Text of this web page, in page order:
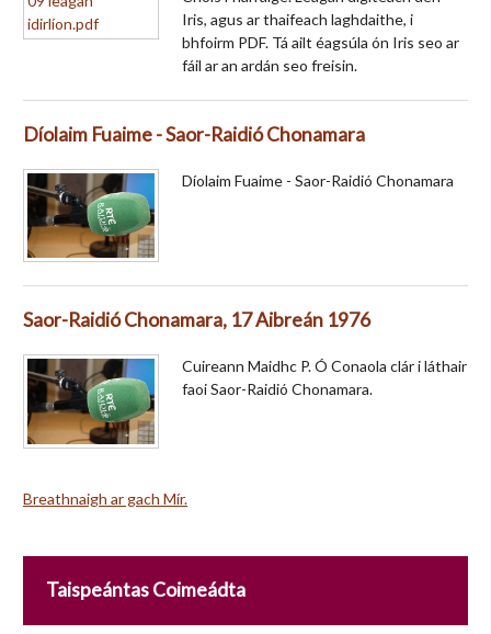
Iris, agus ar thaifeach laghdaithe, i
bhfoirm PDF. Tá ailt éagsúla ón Iris seo ar
fáil ar an ardán seo freisin.
Díolaim Fuaime - Saor-Raidió Chonamara
Díolaim Fuaime - Saor-Raidió Chonamara
Saor-Raidió Chonamara, 17 Aibreán 1976
Cuireann Maidhc P. Ó Conaola clár i láthair
faoi Saor-Raidió Chonamara.
Breathnaigh ar gach Mír.
Taispeántas Coimeádta